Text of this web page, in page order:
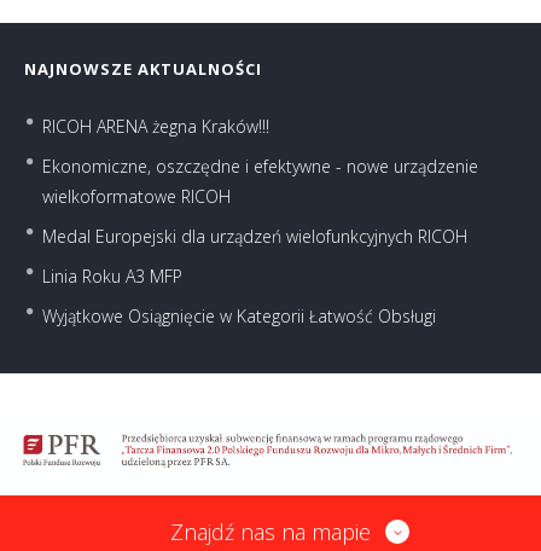
NAJNOWSZE AKTUALNOŚCI
RICOH ARENA żegna Kraków!!!
Ekonomiczne, oszczędne i efektywne - nowe urządzenie
wielkoformatowe RICOH
Medal Europejski dla urządzeń wielofunkcyjnych RICOH
Linia Roku A3 MFP
Wyjątkowe Osiągnięcie w Kategorii Łatwość Obsługi
Znajdź nas na mapie